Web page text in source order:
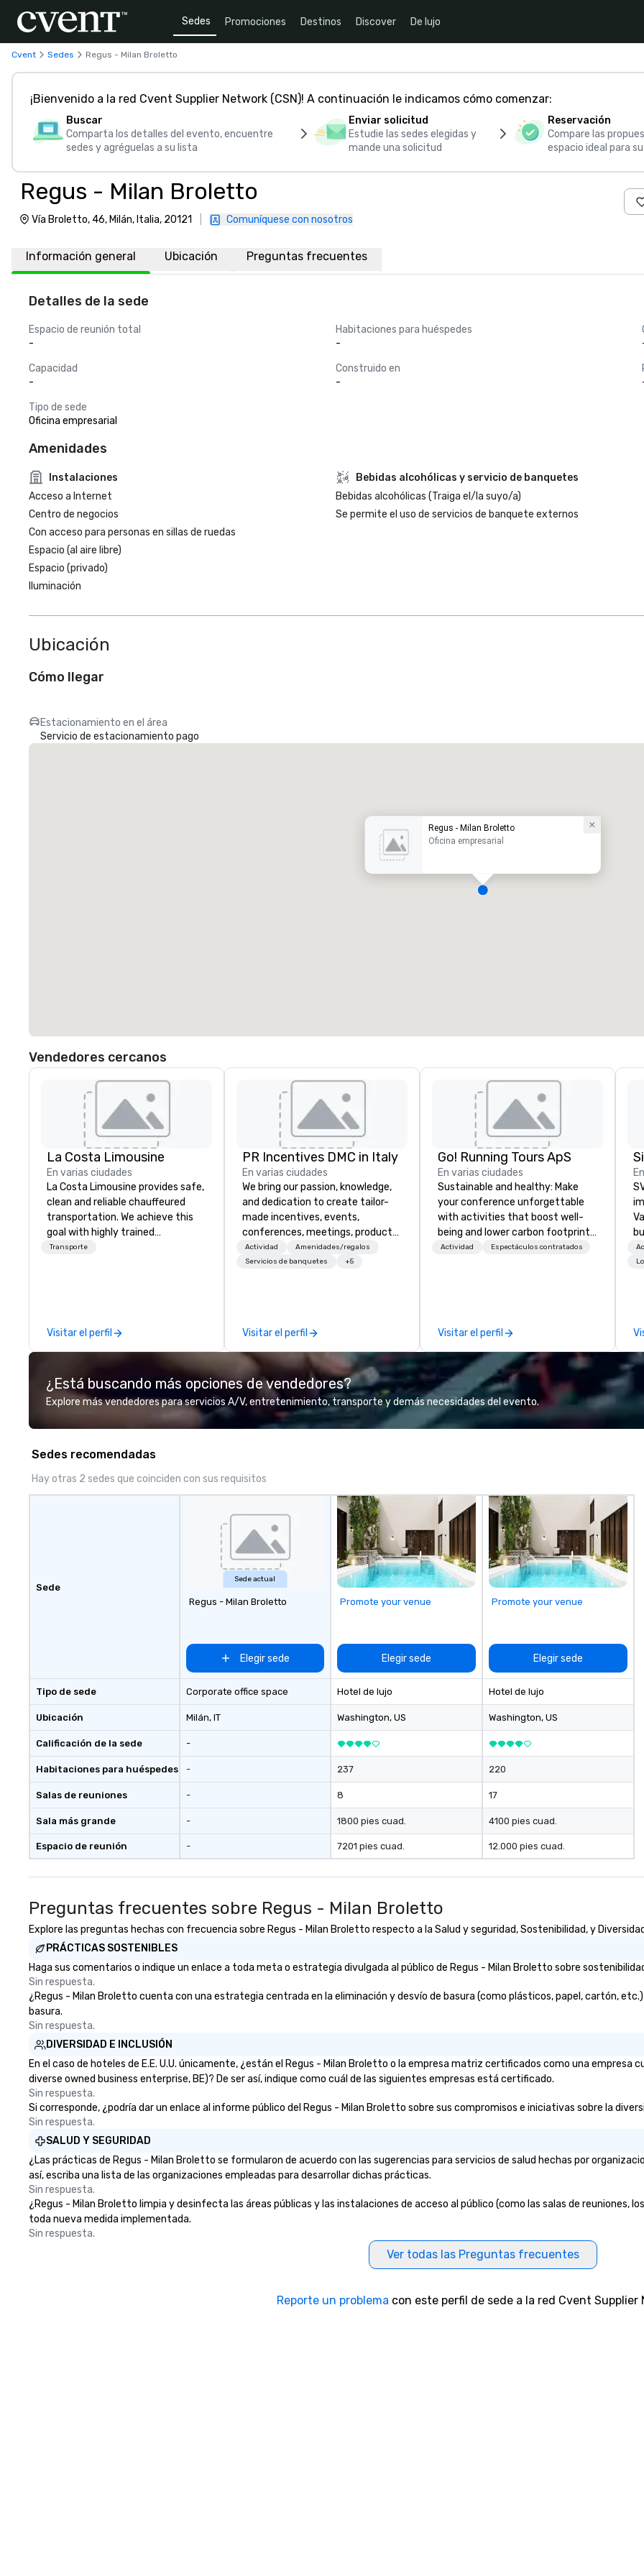
Sedes Promociones Destinos Discover De lujo
Cvent Sedes Regus - Milan Broletto
¡Bienvenido a la red Cvent Supplier Network (CSN)! A continuación le indicamos cómo comenzar:
Buscar
Comparta los detalles del evento, encuentre
sedes y agréguelas a su lista
Enviar solicitud
Estudie las sedes elegidas y
mande una solicitud
Reservación
Compare las
espacio ideal para
Regus - Milan Broletto
Vía Broletto, 46, Milán, Italia, 20121 Comuníquese con nosotros
Información general Ubicación Preguntas frecuentes
Detalles de la sede
Espacio de reunión total
-
Habitaciones para huéspedes
-
Capacidad
-
Construido en
-
Tipo de sede
Oficina empresarial
Amenidades
Instalaciones
Acceso a Internet
Centro de negocios
Con acceso para personas en sillas de ruedas
Espacio (al aire libre)
Espacio (privado)
Iluminación
Bebidas alcohólicas y servicio de banquetes
Bebidas alcohólicas (Traiga el/la suyo/a)
Se permite el uso de servicios de banquete externos
Ubicación
Cómo llegar
Estacionamiento en el área
Servicio de estacionamiento pago
Regus - Milan Broletto
Oficina empresarial
Vendedores cercanos
La Costa Limousine
En varias ciudades
La Costa Limousine provides safe,
clean and reliable chauffeured
transportation. We achieve this
goal with highly trained
chauffeurs, the newest vehicles
perfectly maintained fleet of late
model luxury vehicles to the
professional team of chauffeurs
and support staff; you will know
Costa Limousine.
Transporte
Visitar el perfil
PR Incentives DMC in Italy
En varias ciudades
We bring our passion, knowledge,
and dedication to create tailor-
made incentives, events,
conferences, meetings, product
launches, and luxury travel
experiences for our Clients. Based
information or collaboration
opportunities.
Actividad
Amenidades/regalos
Servicios de banquetes
+5
Visitar el perfil
Go! Running Tours ApS
En varias ciudades
Sustainable and healthy: Make
your conference unforgettable
with activities that boost well-
being and lower carbon footprints.
Explore the world on the run with
Actividad Espectáculos contratados
Visitar el perfil
¿Está buscando más opciones de vendedores?
Explore más vendedores para servicios A/V, entretenimiento, transporte y demás necesidades del evento.
Sedes recomendadas
Hay otras 2 sedes que coinciden con sus requisitos
Sede
Tipo de sede
Ubicación
Calificación de la sede
Habitaciones para huéspedes
Salas de reuniones
Sala más grande
Espacio de reunión
Sede actual
Regus - Milan Broletto
Elegir sede
Corporate office space
Milán, IT
-
-
-
-
-
Promote your venue
Elegir sede
Hotel de lujo
Washington, US
237
8
1800 pies cuad.
7201 pies cuad.
Promote your venue
Elegir sede
Hotel de lujo
Washington, US
220
17
4100 pies cuad.
12.000 pies cuad.
Preguntas frecuentes sobre Regus - Milan Broletto
Explore las preguntas hechas con frecuencia sobre Regus - Milan Broletto respecto a la Salud y seguridad, Sostenibilidad, y
PRÁCTICAS SOSTENIBLES
Haga sus comentarios o indique un enlace a toda meta o estrategia divulgada al público de Regus - Milan Broletto sobre
Sin respuesta.
¿Regus - Milan Broletto cuenta con una estrategia centrada en la eliminación y desvío de basura (como plásticos, papel, cartón,
basura.
Sin respuesta.
DIVERSIDAD E INCLUSIÓN
En el caso de hoteles de E.E. U.U. únicamente, ¿están el Regus - Milan Broletto o la empresa matriz certificados como una empresa
diverse owned business enterprise, BE)? De ser así, indique como cuál de las siguientes empresas está certificado.
Sin respuesta.
Si corresponde, ¿podría dar un enlace al informe público del Regus - Milan Broletto sobre sus compromisos e iniciativas sobre la
Sin respuesta.
SALUD Y SEGURIDAD
¿Las prácticas de Regus - Milan Broletto se formularon de acuerdo con las sugerencias para servicios de salud hechas por
así, escriba una lista de las organizaciones empleadas para desarrollar dichas prácticas.
Sin respuesta.
¿Regus - Milan Broletto limpia y desinfecta las áreas públicas y las instalaciones de acceso al público (como las salas de reuniones,
toda nueva medida implementada.
Sin respuesta.
Ver todas las Preguntas frecuentes
Reporte un problema con este perfil de sede a la red Cvent Supplier